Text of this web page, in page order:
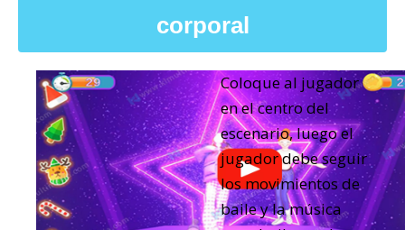
corporal
Coloque al jugador
en el centro del
escenario, luego el
jugador debe seguir
los movimientos de
baile y la música